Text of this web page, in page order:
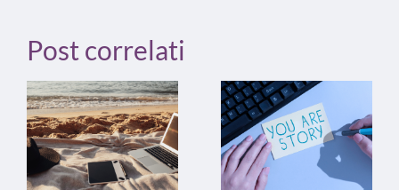
Post correlati